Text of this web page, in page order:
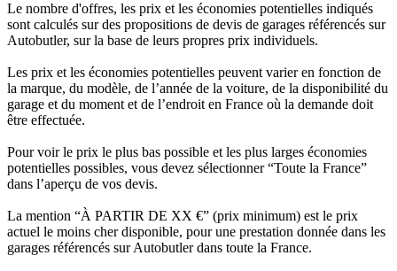
Le nombre d'offres, les prix et les économies potentielles indiqués
sont calculés sur des propositions de devis de garages référencés sur
Autobutler, sur la base de leurs propres prix individuels.
Les prix et les économies potentielles peuvent varier en fonction de
la marque, du modèle, de l’année de la voiture, de la disponibilité du
garage et du moment et de l’endroit en France où la demande doit
être effectuée.
Pour voir le prix le plus bas possible et les plus larges économies
potentielles possibles, vous devez sélectionner “Toute la France”
dans l’aperçu de vos devis.
La mention “À PARTIR DE XX €” (prix minimum) est le prix
actuel le moins cher disponible, pour une prestation donnée dans les
garages référencés sur Autobutler dans toute la France.